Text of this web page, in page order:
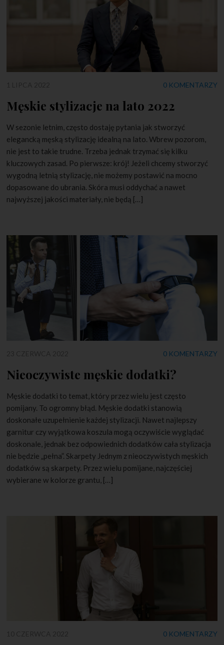
0 KOMENTARZY
Męskie stylizacje na lato 2022
W sezonie letnim, często dostaję pytania jak stworzyć
elegancką męską stylizację idealną na lato. Wbrew pozorom,
nie jest to takie trudne. Trzeba jednak trzymać się kilku
kluczowych zasad. Po pierwsze: krój! Jeżeli chcemy stworzyć
wygodną letnią stylizację, nie możemy postawić na mocno
dopasowane do ubrania. Skóra musi oddychać a nawet
najwyższej jakości materiały, nie będą […]
0 KOMENTARZY
Nieoczywiste męskie dodatki?
Męskie dodatki to temat, który przez wielu jest często
pomijany. To ogromny błąd. Męskie dodatki stanowią
doskonałe uzupełnienie każdej stylizacji. Nawet najlepszy
garnitur czy wyjątkowa koszula mogą oczywiście wyglądać
doskonale, jednak bez odpowiednich dodatków cała stylizacja
nie będzie „pełna”. Skarpety Jednym z nieoczywistych męskich
dodatków są skarpety. Przez wielu pomijane, najczęściej
wybierane w kolorze grantu, […]
0 KOMENTARZY